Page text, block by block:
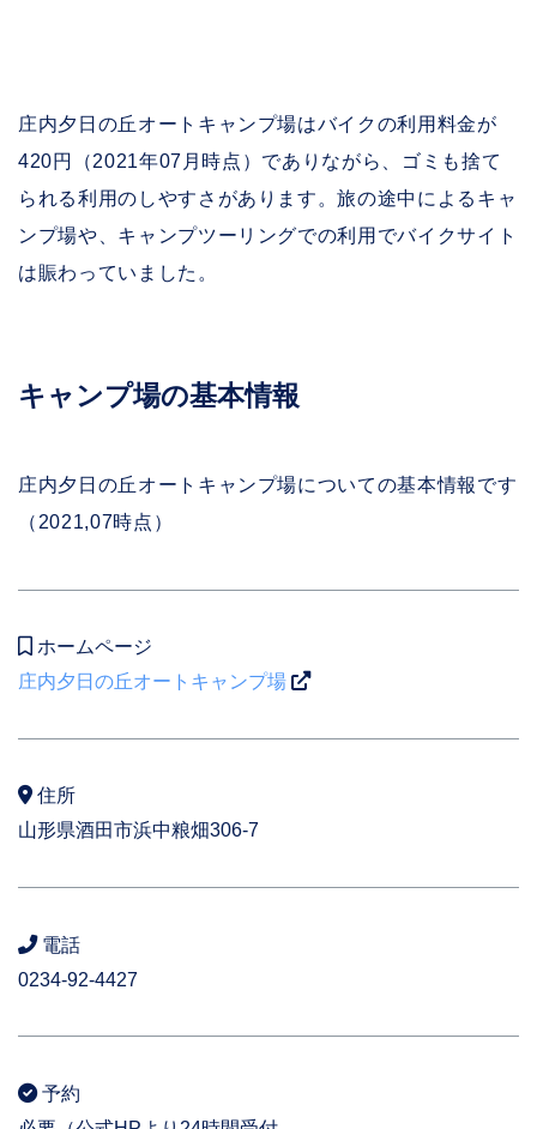
庄内夕日の丘オートキャンプ場はバイクの利用料金が
420円（2021年07月時点）でありながら、ゴミも捨て
られる利用のしやすさがあります。旅の途中によるキャ
ンプ場や、キャンプツーリングでの利用でバイクサイト
は賑わっていました。
キャンプ場の基本情報
庄内夕日の丘オートキャンプ場についての基本情報です
（2021,07時点）
ホームページ
庄内夕日の丘オートキャンプ場
住所
山形県酒田市浜中粮畑306-7
電話
0234-92-4427
予約